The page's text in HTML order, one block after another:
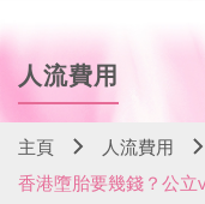
人流費用
主頁
人流費用
香港墮胎要幾錢？公